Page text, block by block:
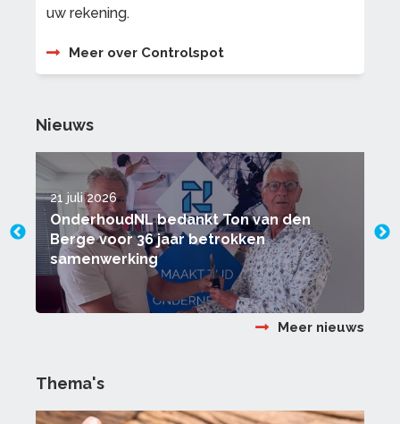
uw rekening.
Meer over Controlspot
Nieuws
21 juli 2026
OnderhoudNL bedankt Ton van den
Berge voor 36 jaar betrokken
samenwerking
Meer nieuws
Thema's